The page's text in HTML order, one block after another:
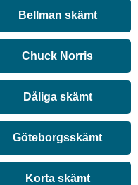
Bellman skämt
Chuck Norris
Dåliga skämt
Göteborgsskämt
Korta skämt